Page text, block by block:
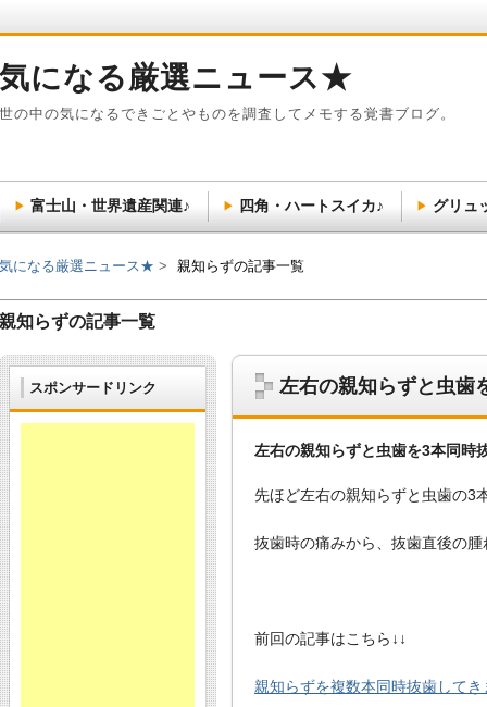
親知らずの記事一覧
左右の親知らずと虫歯
左右の親知らずと虫歯を3本同時
先ほど左右の親知らずと虫歯の3
抜歯時の痛みから、抜歯直後の
前回の記事はこちら↓↓
親知らずを複数本同時抜歯して
スポンサードリンク
気になる厳選ニュース★ 親知らずの記事一覧
気になる厳選ニュース★
世の中の気になるできごとやものを調査してメモする覚書ブログ。
富士山・世界遺産関連♪ 四角・ハートスイカ♪ グリュ